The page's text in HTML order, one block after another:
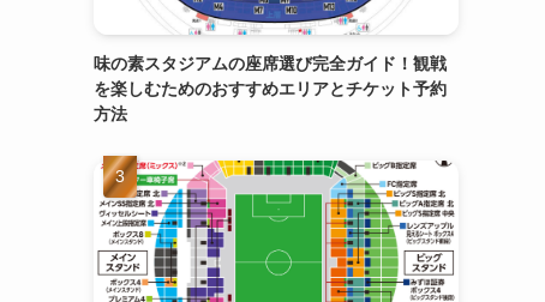
味の素スタジアムの座席選び完全ガイド！観戦
を楽しむためのおすすめエリアとチケット予約
方法